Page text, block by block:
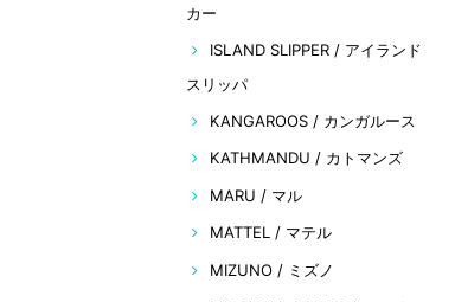
カー
ISLAND SLIPPER / アイランド
スリッパ
KANGAROOS / カンガルース
KATHMANDU / カトマンズ
MARU / マル
MATTEL / マテル
MIZUNO / ミズノ